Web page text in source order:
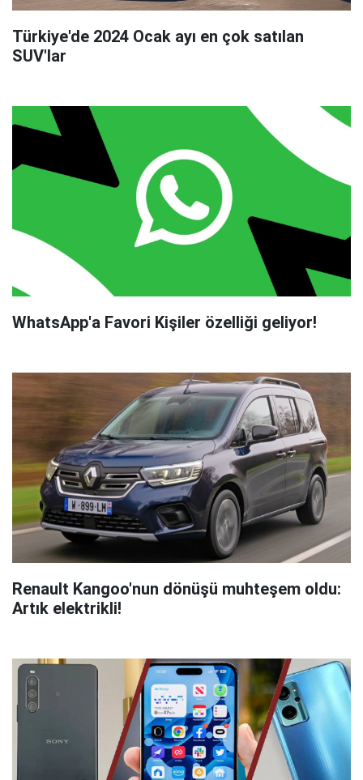
Türkiye'de 2024 Ocak ayı en çok satılan
SUV'lar
WhatsApp'a Favori Kişiler özelliği geliyor!
Renault Kangoo'nun dönüşü muhteşem oldu:
Artık elektrikli!